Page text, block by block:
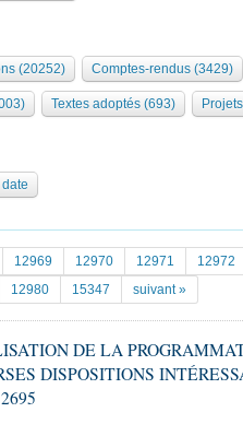
(20252) Comptes-rendus (3429)
Textes adoptés (693)
12969 12970 12971 12972
12980 15347 suivant »
DE LA
DISPOSITIONS